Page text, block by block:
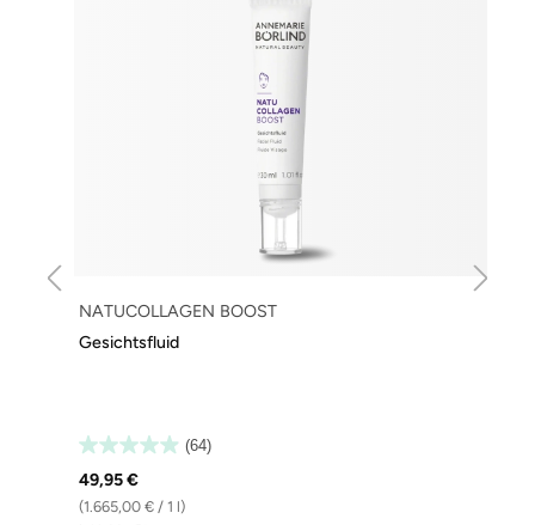
NATUCOLLAGEN BOOST
Gesichtsfluid
(64)
49,95 €
(1.665,00 € / 1 l)